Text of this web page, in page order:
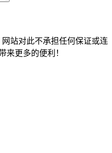
站对此不承担任何保证或连
来更多的便利！